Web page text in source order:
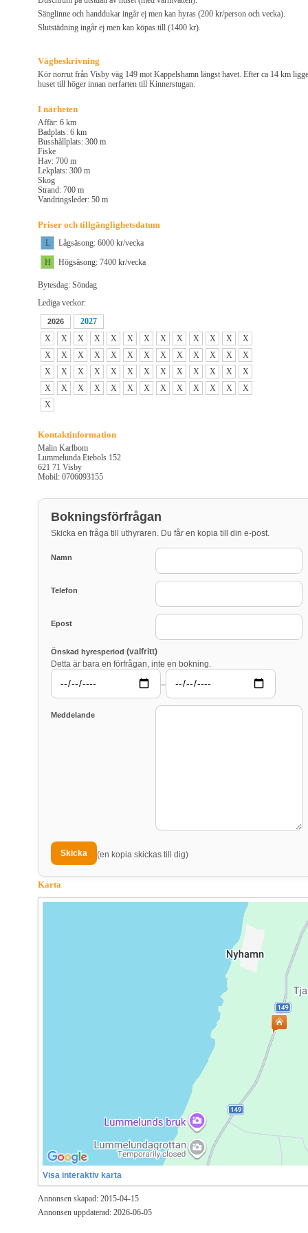
Sänglinne och handdukar ingår ej men kan hyras (200 kr/person och vecka).
Slutstädning ingår ej men kan köpas till (1400 kr).
Vägbeskrivning
Kör norrut från Visby väg 149 mot Kappelshamn längst havet. Efter ca 14 km
huset till höger innan nerfarten till Kinnerstugan.
I närheten
Affär: 6 km
Badplats: 6 km
Busshållplats: 300 m
Fiske
Hav: 700 m
Lekplats: 300 m
Skog
Strand: 700 m
Vandringsleder: 50 m
Priser och tillgänglighetsdatum
L
Lågsäsong: 6000 kr/vecka
H
Högsäsong: 7400 kr/vecka
Bytesdag: Söndag
Lediga veckor:
2026
2027
X
X X X X X X X X X X X
X
X
X X X X X X X X X X X
X
X
X X X X X X X X X X X
X
X
X X X X X X X X X X X
X
X
Kontaktinformation
Malin Karlbom
Lummelunda Etebols 152
621 71 Visby
Mobil: 0706093155
Bokningsförfrågan
Skicka en fråga till uthyraren. Du får en kopia till din e-post.
Namn
Telefon
Epost
Önskad hyresperiod (valfritt)
Detta är bara en förfrågan, inte en bokning.
–
Meddelande
(en kopia skickas till dig)
Karta
Visa interaktiv karta
Annonsen skapad: 2015-04-15
Annonsen uppdaterad: 2026-06-05